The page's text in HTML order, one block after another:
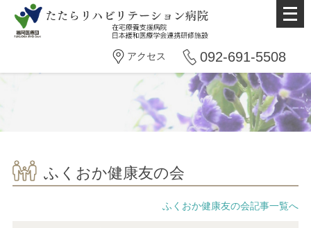
メ
ニ
ー
を
開
く
092-691-5508
アクセス
ふくおか健康友の会
ふくおか健康友の会記事一覧へ